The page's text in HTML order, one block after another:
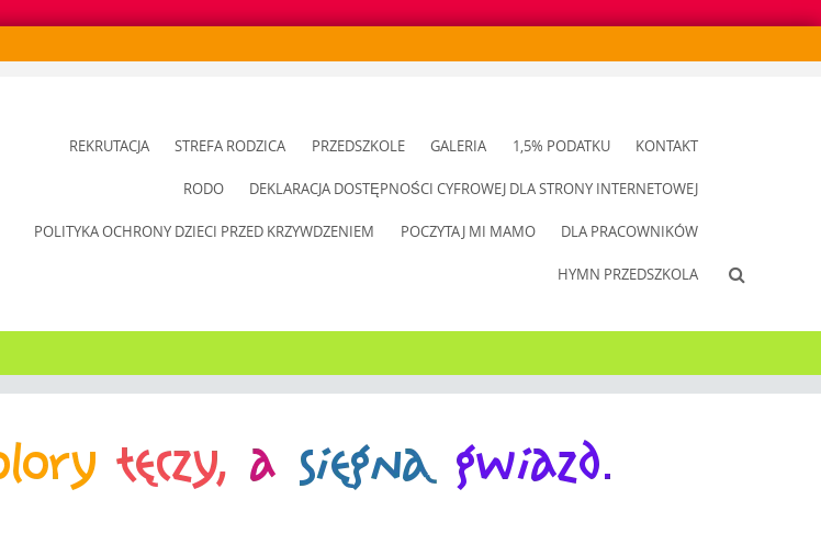
REKRUTACJA STREFA RODZICA PRZEDSZKOLE GALERIA 1,5% PODATKU KONTAKT
RODO DEKLARACJA DOSTĘPNOŚCI CYFROWEJ DLA STRONY INTERNETOWEJ
POLITYKA OCHRONY DZIECI PRZED KRZYWDZENIEM POCZYTAJ MI MAMO DLA PRACOWNIKÓW
HYMN PRZEDSZKOLA